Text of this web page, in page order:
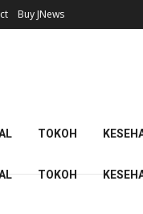
Buy JNews
TOKOH
TOKOH